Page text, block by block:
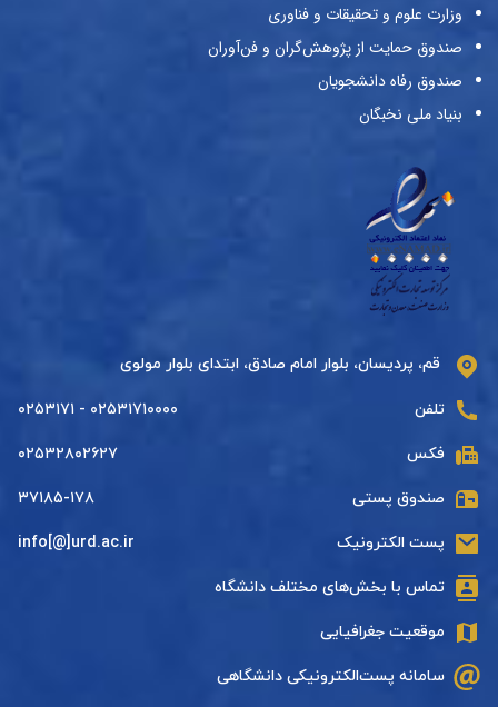
وزارت علوم و تحقیقات و فناوری
صندوق حمایت از پژوهش‌گران و فن‌آوران
صندوق رفاه دانشجویان
بنیاد ملی نخبگان
قم، پردیسان، بلوار امام صادق، ابتدای بلوار مولوی
تلفن ۰۲۵۳۱۷۱۰۰۰۰ - ۰۲۵۳۱۷۱
فکس ۰۲۵۳۲۸۰۲۶۲۷
صندوق پستی ۳۷۱۸۵-۱۷۸
پست الکترونیک info[@]urd.ac.ir
تماس با بخش‌های مختلف دانشگاه
موقعیت جغرافیایی
سامانه پست‌الکترونیکی دانشگاهی